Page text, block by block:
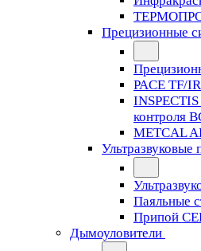
Прецизионные
PACE TF/IR
контроля
METCAL
Ультразвуковые
Паяльные
Припой
Дымоуловители